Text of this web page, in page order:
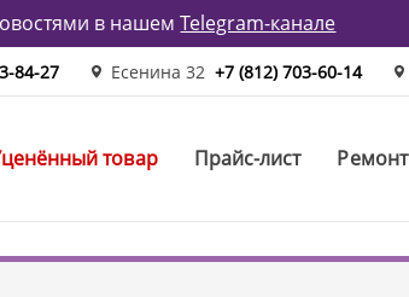
в нашемTelegram-канале
84-27 Есенина 32 +7 (812) 703-60-14
товар Прайс-лист Ремонт